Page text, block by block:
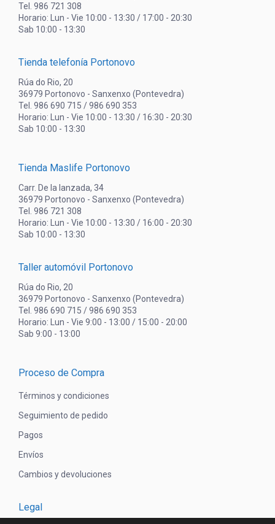
Tel. 986 721 308
Horario: Lun - Vie 10:00 - 13:30 / 17:00 - 20:30
Sab 10:00 - 13:30
Tienda telefonía Portonovo
Rúa do Rio, 20
36979 Portonovo - Sanxenxo (Pontevedra)
Tel. 986 690 715 / 986 690 353
Horario: Lun - Vie 10:00 - 13:30 / 16:30 - 20:30
Sab 10:00 - 13:30
Tienda Maslife Portonovo
Carr. De la lanzada, 34
36979 Portonovo - Sanxenxo (Pontevedra)
Tel. 986 721 308
Horario: Lun - Vie 10:00 - 13:30 / 16:00 - 20:30
Sab 10:00 - 13:30
Taller automóvil Portonovo
Rúa do Rio, 20
36979 Portonovo - Sanxenxo (Pontevedra)
Tel. 986 690 715 / 986 690 353
Horario: Lun - Vie 9:00 - 13:00 / 15:00 - 20:00
Sab 9:00 - 13:00
Proceso de Compra
Términos y condiciones
Seguimiento de pedido
Pagos
Envíos
Cambios y devoluciones
Legal